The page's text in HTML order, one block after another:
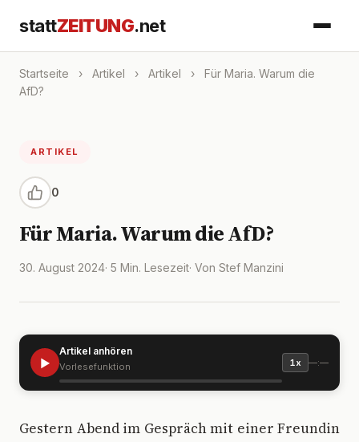
stattZEITUNG.net
Startseite › Artikel › Artikel ›
Für Maria. Warum die
AfD?
ARTIKEL
0
Für Maria. Warum die AfD?
30. August 2024· 5 Min. Lesezeit· Von Stef Manzini
▶
Artikel anhören
Vorlesefunktion 1x —:—
Gestern Abend im Gespräch mit einer Freundin